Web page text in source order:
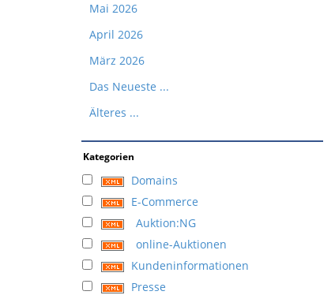
Mai 2026
April 2026
März 2026
Das Neueste ...
Älteres ...
Kategorien
Domains
E-Commerce
Auktion:NG
online-Auktionen
Kundeninformationen
Presse